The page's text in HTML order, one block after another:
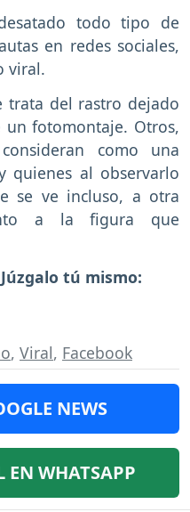
todo tipo de
en redes sociales,
viral.
trata del rastro dejado
fotomontaje. Otros,
como una
quienes al observarlo
se ve incluso, a otra
a la figura que
tú mismo:
, Viral, Facebook
NEWS
EN WHATSAPP